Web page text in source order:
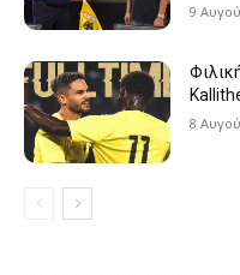
9
8